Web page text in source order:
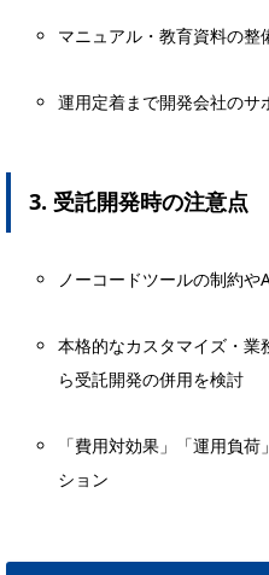
マニュアル・教育資料の整
運用定着まで開発会社のサ
3. 受託開発時の注意点
ノーコードツールの制約や
本格的なカスタマイズ・
ら受託開発の併用を検討
「費用対効果」「運用負
ション